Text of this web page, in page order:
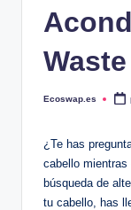
Posted
Ecoswap.es
¿Te has
cabello
búsqueda de
tu cabello, has